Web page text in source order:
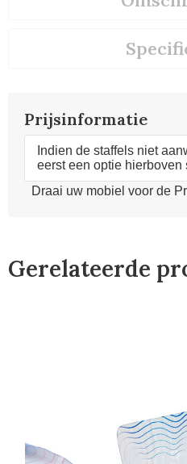
Prijsinformatie
Indien de staffels niet
eerst een optie hierboven
Draai uw mobiel voor de
Gerelateerde